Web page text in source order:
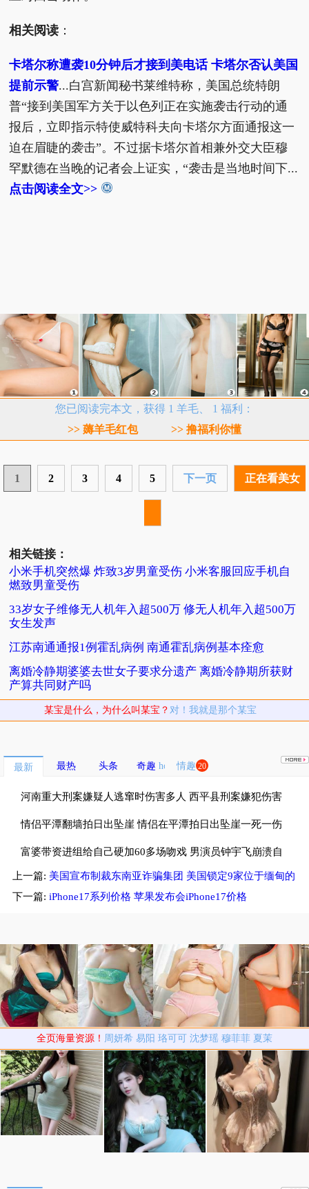
相关阅读 ：
卡塔尔称遭袭10分钟后才接到美电话 卡塔尔否认美国
提前示警...白宫新闻秘书莱维特称，美国总统特朗
普“接到美国军方关于以色列正在实施袭击行动的通
报后，立即指示特使威特科夫向卡塔尔方面通报这一
迫在眉睫的袭击”。不过据卡塔尔首相兼外交大臣穆
罕默德在当晚的记者会上证实，“袭击是当地时间下...
点击阅读全文>>
您已阅读完本文，获得 1 羊毛、 1 福利：
>> 薅羊毛红包
>> 撸福利你懂
1 2 3 4 5 下一页 正在看美女
相关链接：
小米手机突然爆 炸致3岁男童受伤 小米客服回应手机自
燃致男童受伤
33岁女子维修无人机年入超500万 修无人机年入超500万
女生发声
江苏南通通报1例霍乱病例 南通霍乱病例基本痊愈
离婚冷静期婆婆去世女子要求分遗产 离婚冷静期所获财
产算共同财产吗
某宝是什么，为什么叫某宝？ 对！我就是那个某宝
最新 最热 头条 奇趣 情趣 20
河南重大刑案嫌疑人逃窜时伤害多人 西平县刑案嫌犯伤害
多名无辜群众
情侣平潭翻墙拍日出坠崖 情侣在平潭拍日出坠崖一死一伤
富婆带资进组给自己硬加60多场吻戏 男演员钟宇飞崩溃自
曝遇富婆加吻戏
上一篇: 美国宣布制裁东南亚诈骗集团 美国锁定9家位于缅甸的
诈骗中心
下一篇: iPhone17系列价格 苹果发布会iPhone17价格
全页海量资源！ 周妍希 易阳 珞可可 沈梦瑶 穆菲菲 夏茉